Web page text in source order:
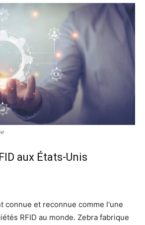
aux États-Unis
connue et reconnue comme l'une
RFID au monde. Zebra fabrique